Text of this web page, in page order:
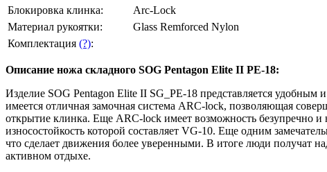
Блокировка клинка:
Arc-Lock
Материал рукоятки:
Glass Remforced Nylon
Комплектация (?):
Описание ножа складного SOG Pentagon Elite II PE-18:
Изделие SOG Pentagon Elite II SG_PE-18 представляется
имеется отличная замочная система ARC-lock, позволяющая
открытие клинка. Еще ARC-lock имеет возможность безупречно
износостойкость которой составляет VG-10. Еще одним
что сделает движения более уверенными. В итоге люди получат
активном отдыхе.